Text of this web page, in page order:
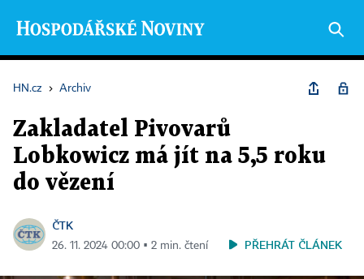
HN.cz › Archiv
Zakladatel Pivovarů
Lobkowicz má jít na 5,5 roku
do vězení
ČTK
26. 11. 2024 00:00 ▪ 2 min. čtení PŘEHRÁT ČLÁNEK